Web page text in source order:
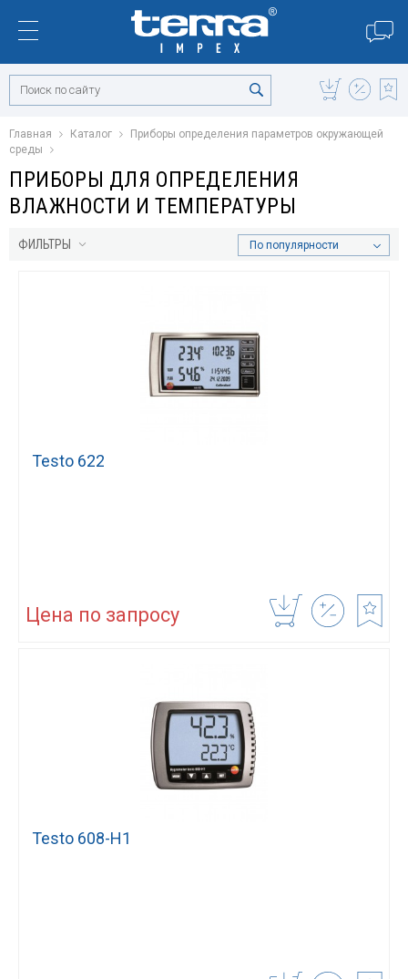
Главная Каталог
Приборы определения параметров окружающей
среды
ПРИБОРЫ ДЛЯ ОПРЕДЕЛЕНИЯ
ВЛАЖНОСТИ И ТЕМПЕРАТУРЫ
ФИЛЬТРЫ По популярности
Testo 622
Цена по запросу
Testo 608-H1